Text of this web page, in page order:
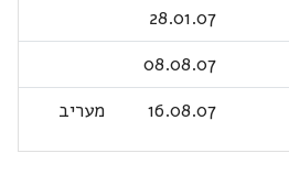
28.01.07
08.08.07
16.08.07 מעריב